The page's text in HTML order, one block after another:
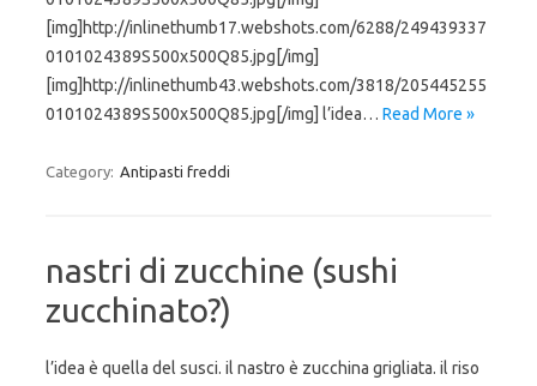
[img]http://inlinethumb17.webshots.com/6288/249439337
0101024389S500x500Q85.jpg[/img]
[img]http://inlinethumb43.webshots.com/3818/205445255
0101024389S500x500Q85.jpg[/img] l’idea… Read More »
Category: Antipasti freddi
nastri di zucchine (sushi
zucchinato?)
l’idea è quella del susci. il nastro è zucchina grigliata. il riso